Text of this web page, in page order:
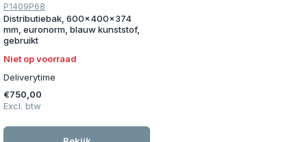
P1409P68
Distributiebak, 600x400x374
mm, euronorm, blauw kunststof,
gebruikt
Niet op voorraad
Deliverytime
€750,00
Excl. btw